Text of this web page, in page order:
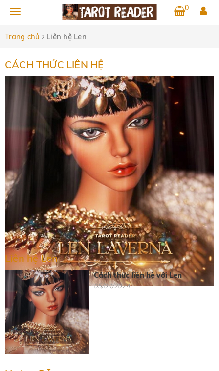
0
Trang chủ Liên hệ Len
CÁCH THỨC LIÊN HỆ
Cách thức liên hệ với Len
Laverna Len 0 Bình luận
Liên hệ Len
Cách thức liên hệ với Len
05/04/2024